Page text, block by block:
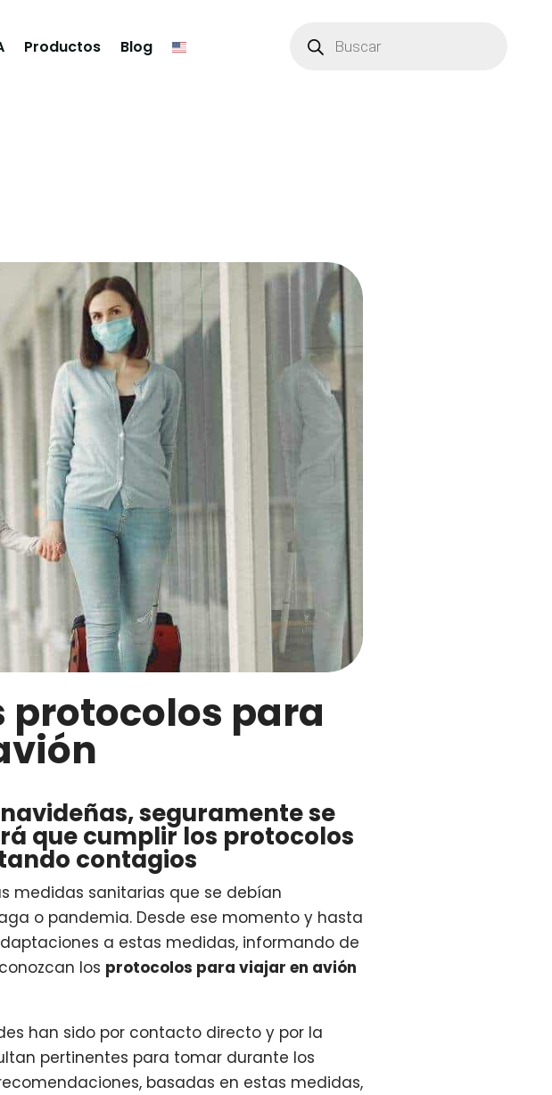
Productos Blog de
productos
protocolos para
seguramente se
que cumplir los protocolos
contagios
medidas sanitarias que se debían
o pandemia. Desde ese momento y hasta
a estas medidas, informando de
los protocolos para viajar en avión
han sido por contacto directo y por la
pertinentes para tomar durante los
basadas en estas medidas,